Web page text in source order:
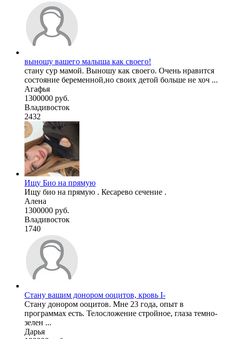
выношу вашего малыша как своего!
стану сур мамой. Выношу как своего. Очень нравится
состояние беременной,но своих детой больше не хоч ...
Агафья
1300000 руб.
Владивосток
2432
Ищу Био на прямую
Ищу био на прямую . Кесарево сечение .
Алена
1300000 руб.
Владивосток
1740
Стану вашим донором ооцитов, кровь I-
Стану донором ооцитов. Мне 23 года, опыт в
программах есть. Телосложение стройное, глаза темно-
зелен ...
Дарья